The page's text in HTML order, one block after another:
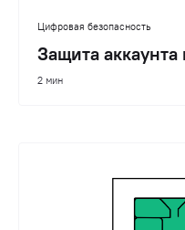
Цифровая безопасность
Защита аккаунта
2 мин